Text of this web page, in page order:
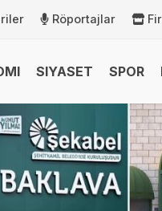
Röportajlar
SIYASET SPOR